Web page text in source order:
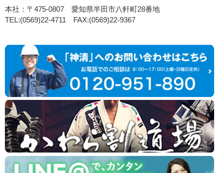
本社：〒475-0807 愛知県半田市八軒町28番地
TEL:(0569)22-4711 FAX:(0569)22-9367